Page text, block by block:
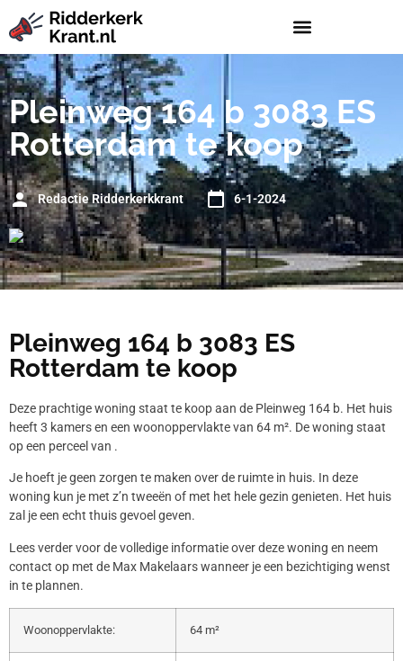
Pleinweg 164 b 3083 ES
Rotterdam te koop
Redactie Ridderkerkkrant 6-1-2024
Pleinweg 164 b 3083 ES
Rotterdam te koop
Deze prachtige woning staat te koop aan de Pleinweg 164 b. Het huis
heeft 3 kamers en een woonoppervlakte van 64 m². De woning staat
op een perceel van .
Je hoeft je geen zorgen te maken over de ruimte in huis. In deze
woning kun je met z’n tweeën of met het hele gezin genieten. Het huis
zal je een echt thuis gevoel geven.
Lees verder voor de volledige informatie over deze woning en neem
contact op met de Max Makelaars wanneer je een bezichtiging wenst
in te plannen.
Woonoppervlakte: 64 m²